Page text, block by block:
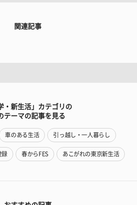
関連記事
・新生活」カテゴリの
テーマの記事を見る
車のある生活 引っ越し・一人暮らし
録 春からFES あこがれの東京新生活